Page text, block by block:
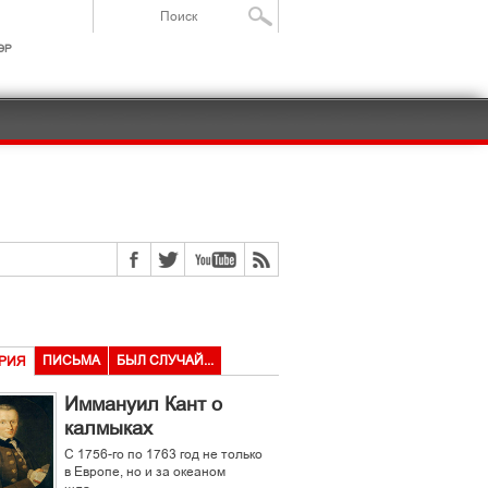
ПИСЬМА БЫЛ СЛУЧАЙ...
Иммануил Кант о
калмыках
С 1756-го по 1763 год не только
в Европе, но и за океаном